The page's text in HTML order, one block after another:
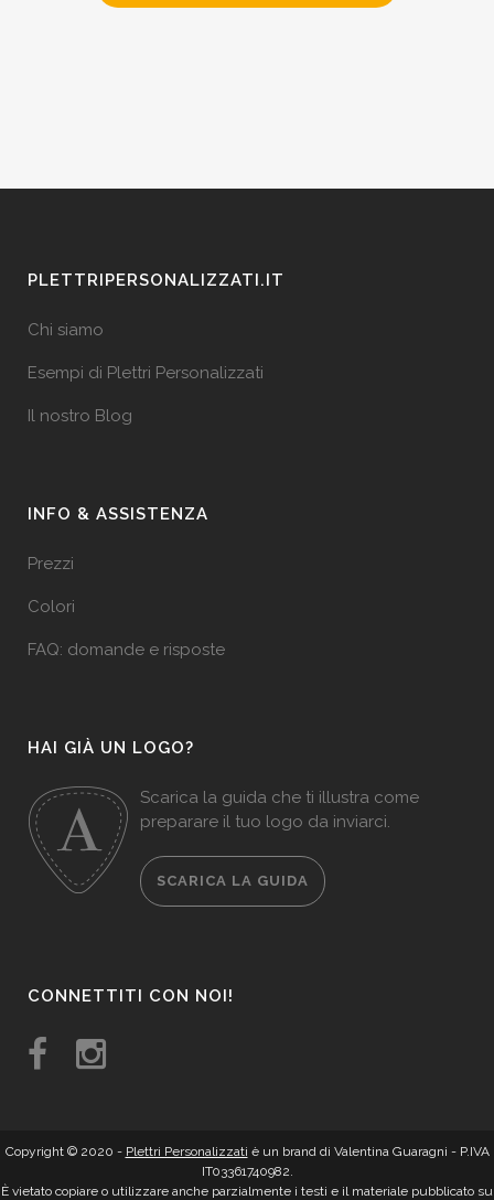
PLETTRIPERSONALIZZATI.IT
Chi siamo
Esempi di Plettri Personalizzati
Il nostro Blog
INFO & ASSISTENZA
Prezzi
Colori
FAQ: domande e risposte
HAI GIÀ UN LOGO?
Scarica la guida che ti illustra come
preparare il tuo logo da inviarci.
SCARICA LA GUIDA
CONNETTITI CON NOI!
Copyright © 2020 - Plettri Personalizzati è un brand di Valentina Guaragni - P.IVA
IT03361740982.
È vietato copiare o utilizzare anche parzialmente i testi e il materiale pubblicato su